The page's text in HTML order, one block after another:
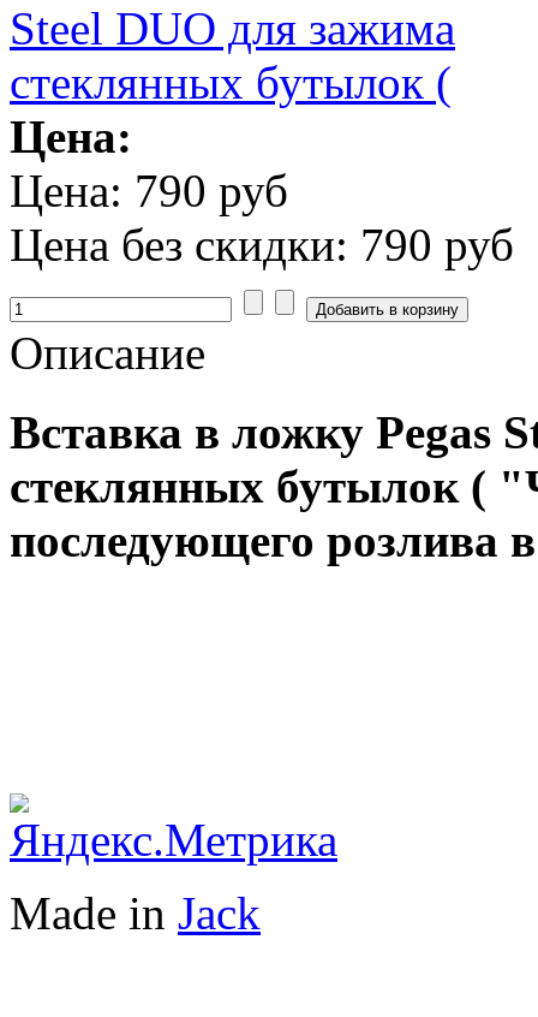
Цена:
Цена: 790 руб
Цена без скидки: 790 руб
Описание
Вставка в ложку Pegas
стеклянных бутылок (
последующего розлива
Made in Jack